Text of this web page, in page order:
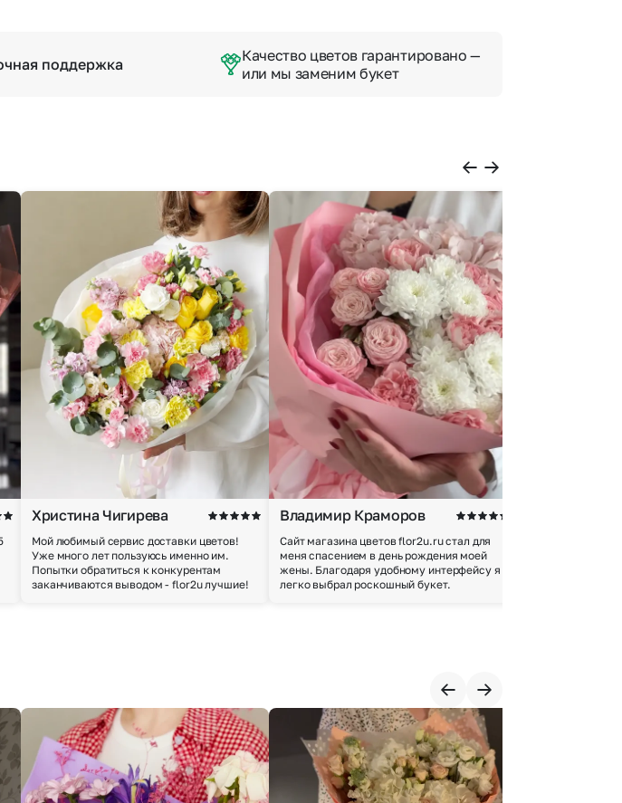
Качество цветов гарантировано —
или мы заменим букет
поддержка
Христина Чигирева
Мой любимый сервис доставки цветов!
Уже много лет пользуюсь именно им.
Попытки обратиться к конкурентам
заканчиваются выводом - flor2u лучшие!
Владимир Краморов
Сайт магазина цветов flor2u.ru стал для
меня спасением в день рождения моей
жены. Благодаря удобному интерфейсу я
легко выбрал роскошный букет.